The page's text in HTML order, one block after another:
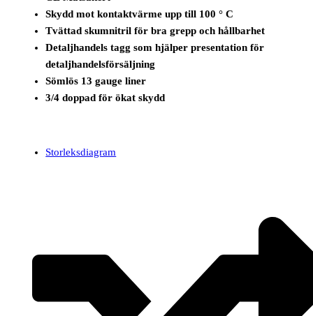
Skydd mot kontaktvärme upp till 100 ° C
Tvättad skumnitril för bra grepp och hållbarhet
Detaljhandels tagg som hjälper presentation för
detaljhandelsförsäljning
Sömlös 13 gauge liner
3/4 doppad för ökat skydd
Storleksdiagram